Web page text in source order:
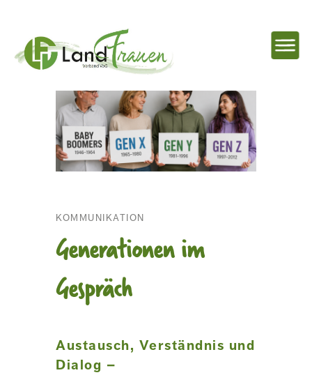
Landfrauenverband
Ostbelgien
KOMMUNIKATION
Generationen im
Gespräch
Austausch, Verständnis und
Dialog –